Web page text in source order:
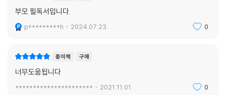
부모 필독서입니다.
p*********h 2024.07.23. 0
종이책 구매
너무도움됩니다
********************** 2021.11.01. 0